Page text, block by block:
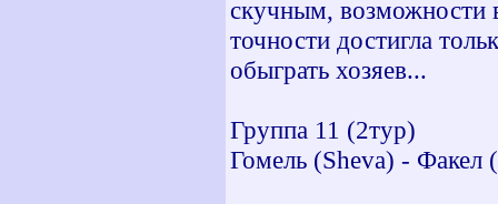
скучным, возможности
точности достигла
обыграть хозяев...
Группа 11 (2тур)
Гомель (Sheva) - Факел